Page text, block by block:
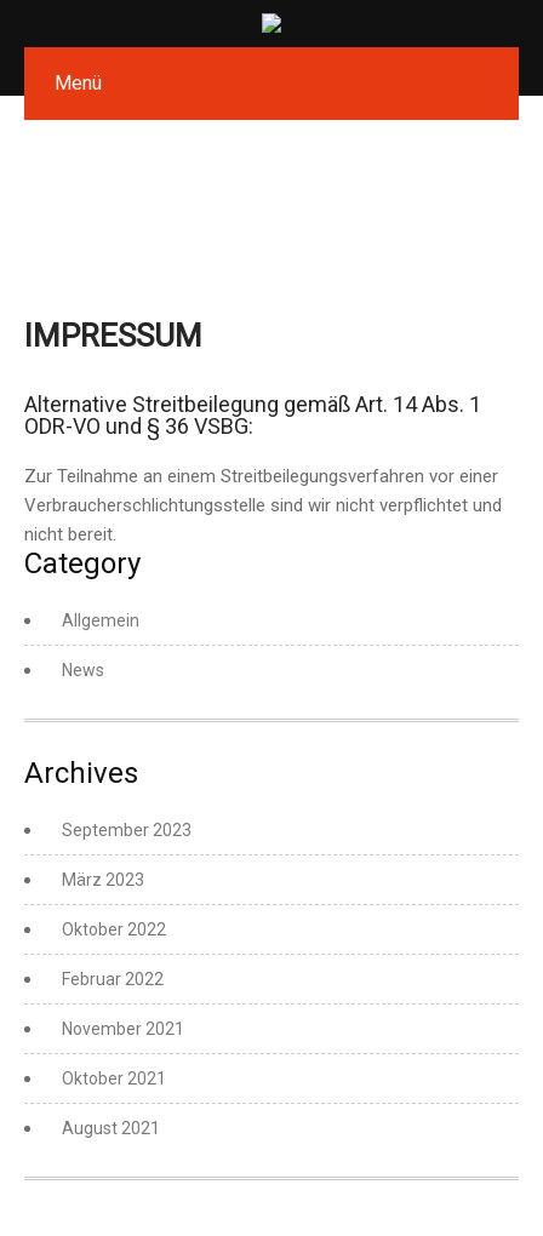
Menü
IMPRESSUM
Alternative Streitbeilegung gemäß Art. 14 Abs. 1
ODR-VO und § 36 VSBG:
Zur Teilnahme an einem Streitbeilegungsverfahren vor einer
Verbraucherschlichtungsstelle sind wir nicht verpflichtet und
nicht bereit.
Category
Allgemein
News
Archives
September 2023
März 2023
Oktober 2022
Februar 2022
November 2021
Oktober 2021
August 2021